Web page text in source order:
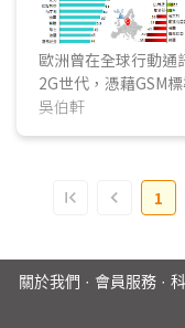
歐洲曾在全球行動通
2G世代，憑藉GSM
製造與市場普及上的
者，歐洲各國在脫
致歐洲過渡到5G網
行動通訊標準、技
足輕重的角色
吳伯軒
1
關於我們 · 會員服務·